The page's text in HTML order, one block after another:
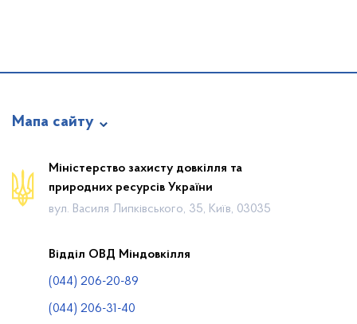
Мапа сайту
Новини
Календар громадських слухань
Законодавча база
Пошук по Реєстру
Карта планової діяльності
Контакти
Міністерство захисту довкілля та
природних ресурсів України
вул. Василя Липківського, 35, Київ, 03035
Відділ ОВД Міндовкілля
(044) 206-20-89
(044) 206-31-40